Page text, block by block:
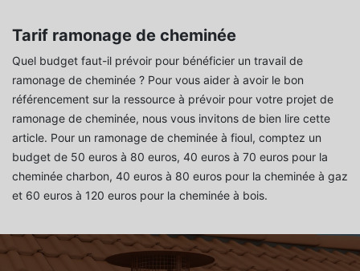
Tarif ramonage de cheminée
Quel budget faut-il prévoir pour bénéficier un travail de
ramonage de cheminée ? Pour vous aider à avoir le bon
référencement sur la ressource à prévoir pour votre projet de
ramonage de cheminée, nous vous invitons de bien lire cette
article. Pour un ramonage de cheminée à fioul, comptez un
budget de 50 euros à 80 euros, 40 euros à 70 euros pour la
cheminée charbon, 40 euros à 80 euros pour la cheminée à gaz
et 60 euros à 120 euros pour la cheminée à bois.